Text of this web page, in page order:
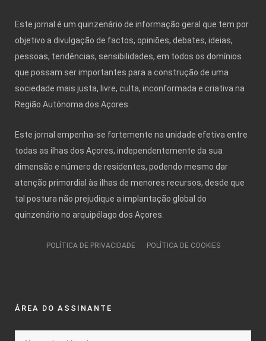
Este jornal é um quinzenário de informação geral que tem por
objetivo a divulgação de factos, opiniões, debates, ideias,
pessoas, tendências, sensibilidades, em todos os domínios
que possam ser importantes para a construção de uma
sociedade mais justa, livre, culta, inconformada e criativa na
Região Autónoma dos Açores.
Este jornal empenha-se fortemente na unidade efetiva entre
todas as ilhas dos Açores, independentemente da sua
dimensão e número de residentes, podendo mesmo dar
atenção primordial às ilhas de menores recursos, desde que
tal postura não prejudique a implantação global do
quinzenário no arquipélago dos Açores.
POLÍTICA DE PRIVACIDADE POLÍTICA DE COOKIES
ÁREA DO ASSINANTE